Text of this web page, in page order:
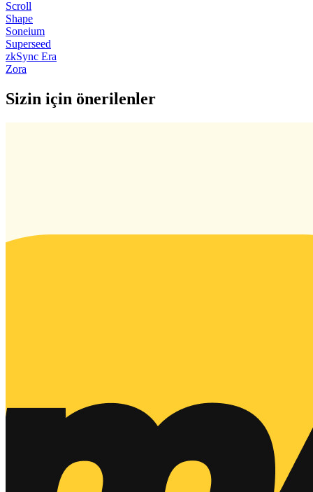
Scroll
Shape
Soneium
Superseed
zkSync Era
Zora
Sizin için önerilenler